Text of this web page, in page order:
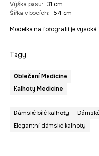
Výška pasu: 31 cm
Šířka v bocích: 54 cm
Modelka na fotografii je vysoká
Tagy
Oblečení Medicine
Kalhoty Medicine
Dámské bílé kalhoty
Elegantní dámské kalhoty